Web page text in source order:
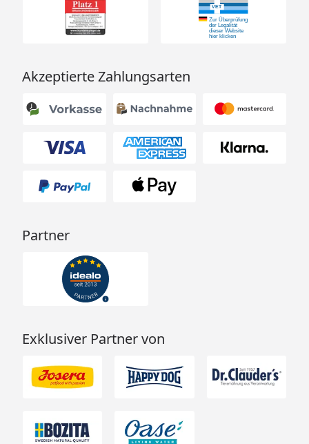
Akzeptierte Zahlungsarten
Partner
Exklusiver Partner von